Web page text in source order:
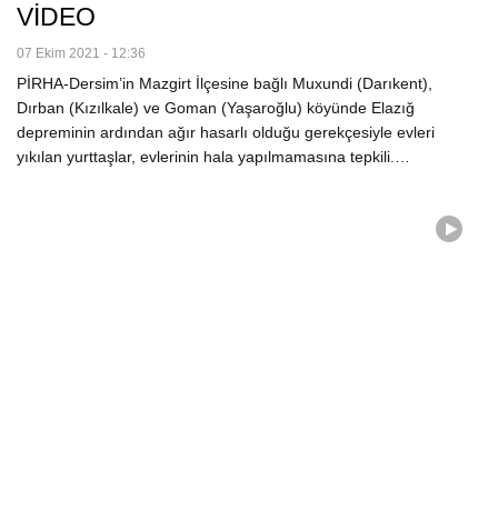
VİDEO
07 Ekim 2021 - 12:36
PİRHA-Dersim’in Mazgirt İlçesine bağlı Muxundi (Darıkent),
Dırban (Kızılkale) ve Goman (Yaşaroğlu) köyünde Elazığ
depreminin ardından ağır hasarlı olduğu gerekçesiyle evleri
yıkılan yurttaşlar, evlerinin hala yapılmamasına tepkili.…